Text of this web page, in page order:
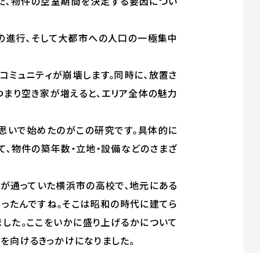
行、そして大都市への人口の一極集中
ュニティが崩壊します。同時に、放置さ
り空き家が増えると、エリア全体の魅力
いで始めたのがこの研究です。具体的に
物件の築年数・立地・設備などのさまざ
通っていた横浜市の高校で、地元にある
んですね。そこは昭和の時代に建てら
た。ここをいかに盛り上げるかについて
向けるきっかけになりました。